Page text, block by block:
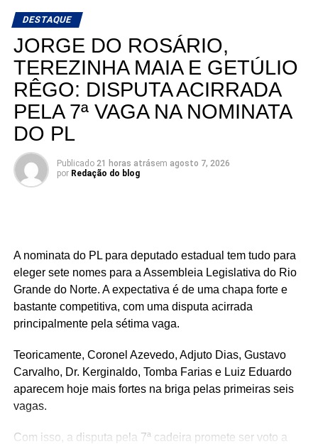
votação dentro da nominata.
Com cinco cadeiras consideradas viáveis e uma sexta
dependendo de um desempenho acima do esperado, a
briga interna do União Progressista promete ser uma das
mais interessantes da eleição para a Assembleia
Legislativa em 2026.
DESTAQUE
JORGE DO ROSÁRIO,
TEREZINHA MAIA E GETÚLIO
RÊGO: DISPUTA ACIRRADA
PELA 7ª VAGA NA NOMINATA
DO PL
Publicado 21 horas atrásem agosto 7, 2026
por Redação do blog
A nominata do PL para deputado estadual tem tudo para
eleger sete nomes para a Assembleia Legislativa do Rio
Grande do Norte. A expectativa é de uma chapa forte e
bastante competitiva, com uma disputa acirrada
principalmente pela sétima vaga.
Teoricamente, Coronel Azevedo, Adjuto Dias, Gustavo
Carvalho, Dr. Kerginaldo, Tomba Farias e Luiz Eduardo
aparecem hoje mais fortes na briga pelas primeiras seis
vagas.
Com isso, a disputa pela 7ª cadeira promete ser voto a